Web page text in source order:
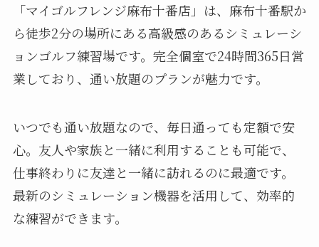
「マイゴルフレンジ麻布十番店」は、麻布十番駅か
ら徒歩2分の場所にある高級感のあるシミュレーシ
ョンゴルフ練習場です。完全個室で24時間365日営
業しており、通い放題のプランが魅力です。
いつでも通い放題なので、毎日通っても定額で安
心。友人や家族と一緒に利用することも可能で、
仕事終わりに友達と一緒に訪れるのに最適です。
最新のシミュレーション機器を活用して、効率的
な練習ができます。